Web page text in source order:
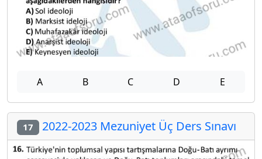
A B C D E
17 2022-2023 Mezuniyet Üç Ders Sınavı